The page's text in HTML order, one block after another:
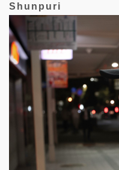
Shunpuri